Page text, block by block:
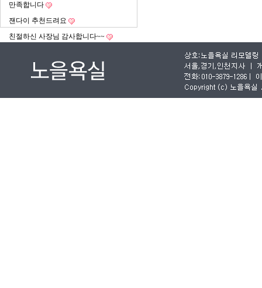
만족합니다
잰다이 추천드려요
친절하신 사장님 감사합니다~~